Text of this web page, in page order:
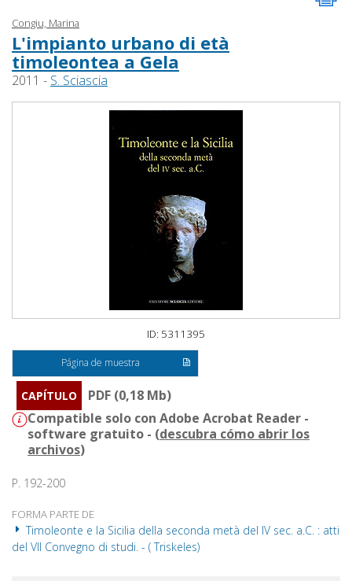
Congiu, Marina
L'impianto urbano di età
timoleontea a Gela
2011 - S. Sciascia
ID: 5311395
Página de muestra
CAPÍTULO
PDF (0,18 Mb)
Compatible solo con Adobe Acrobat Reader -
software gratuito - (descubra cómo abrir los
archivos)
P. 192-200
FORMA PARTE DE
Timoleonte e la Sicilia della seconda metà del IV sec. a.C. : atti
del VII Convegno di studi. - ( Triskeles)